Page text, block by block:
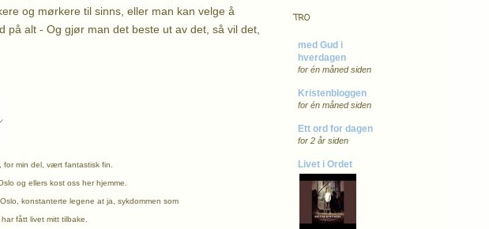
og mørkere til sinns, eller man kan velge å
alt - Og gjør man det beste ut av det, så vil det,
for min del, vært fantastisk fin.
og ellers kost oss her hjemme.
konstanterte legene at ja, sykdommen som
fått livet mitt tilbake.
TRO
med Gud i
hverdagen
for én måned siden
Kristenbloggen
for én måned siden
Ett ord for dagen
for 2 år siden
Livet i Ordet